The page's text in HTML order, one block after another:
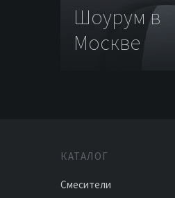
Шоурум в
Москве
КАТАЛОГ
Смесители